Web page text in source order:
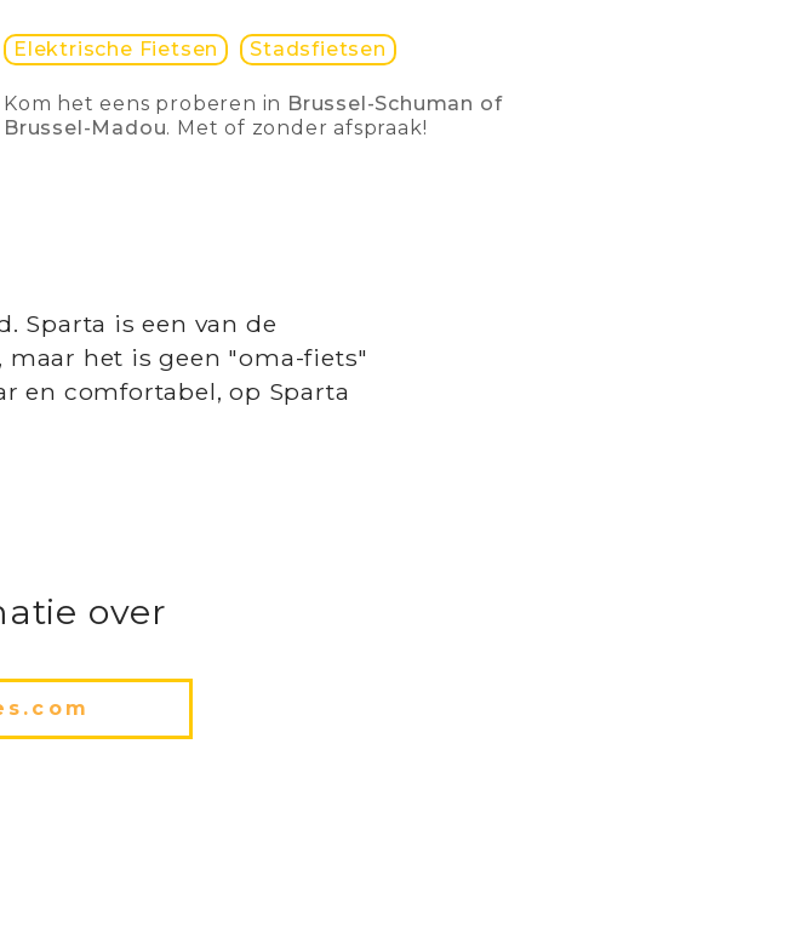
Elektrische Fietsen Stadsfietsen
Kom het eens proberen in Brussel-Schuman of
Brussel-Madou. Met of zonder afspraak!
Sparta is een van de
het is geen "oma-fiets"
en comfortabel, op Sparta
over